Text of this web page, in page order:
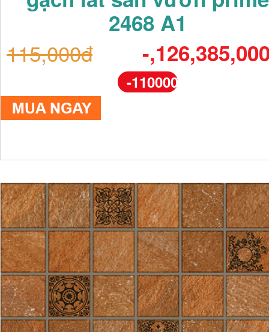
2468 A1
115,000đ
-
-110000%